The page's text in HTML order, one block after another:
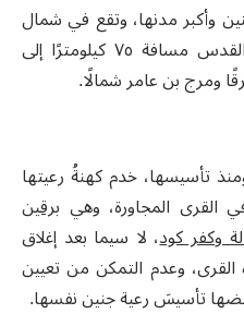
وأكبر مدنها، وتقع في شمال
الضفة الغربية. تبعد جنين عن القدس مسافة ٧٥ كيلومترًا إلى
ومرج بن عامر شمالًا.
رعية جنين عام ١٩٢٨. ومنذ تأسيسها، خدم كهنةُ رعيتها
القرى المجاورة، وهي برقين
وكفر كود، لا سيما بعد إغلاق
وعدم التمكن من تعيين
تأسيسَ رعية جنين نفسها.